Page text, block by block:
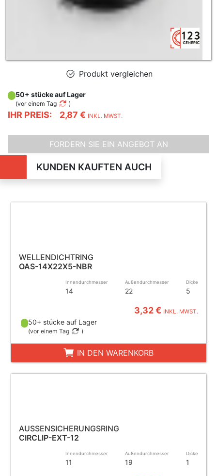
Produkt vergleichen
IHR PREIS: 2,87 € INKL. MWST.
50+ stücke auf Lager
(vor einem Tag )
FORDERN SIE EIN ANGEBOT AN
KUNDEN KAUFTEN AUCH
WELLENDICHTRING
OAS-14X22X5-NBR
Innendurchmesser
14
Außendurchmesser
22
Dicke
5
3,32 € INKL. MWST.
50+ stücke auf Lager
(vor einem Tag )
IN DEN WARENKORB
AUSSENSICHERUNGSRING
CIRCLIP-EXT-12
Innendurchmesser
11
Außendurchmesser
19
Dicke
1